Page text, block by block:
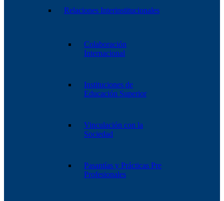
Relaciones Interinstitucionales
Colaboración
Internacional
Instituciones de
Educación Superior
Vinculación con la
Sociedad
Pasantías y Prácticas Pre
Profesionales